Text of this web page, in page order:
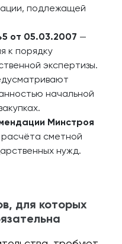
подлежащей
от 05.03.2007 —
к порядку
экспертизы.
начальной
Минстроя
сметной
нужд.
для которых